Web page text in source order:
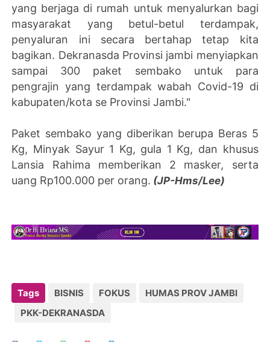
yang berjaga di rumah untuk menyalurkan bagi
masyarakat yang betul-betul terdampak,
penyaluran ini secara bertahap tetap kita
bagikan. Dekranasda Provinsi jambi menyiapkan
sampai 300 paket sembako untuk para
pengrajin yang terdampak wabah Covid-19 di
kabupaten/kota se Provinsi Jambi."
Paket sembako yang diberikan berupa Beras 5
Kg, Minyak Sayur 1 Kg, gula 1 Kg, dan khusus
Lansia Rahima memberikan 2 masker, serta
uang Rp100.000 per orang. (JP-Hms/Lee)
Tags BISNIS FOKUS
HUMAS PROV JAMBI
PKK-DEKRANASDA